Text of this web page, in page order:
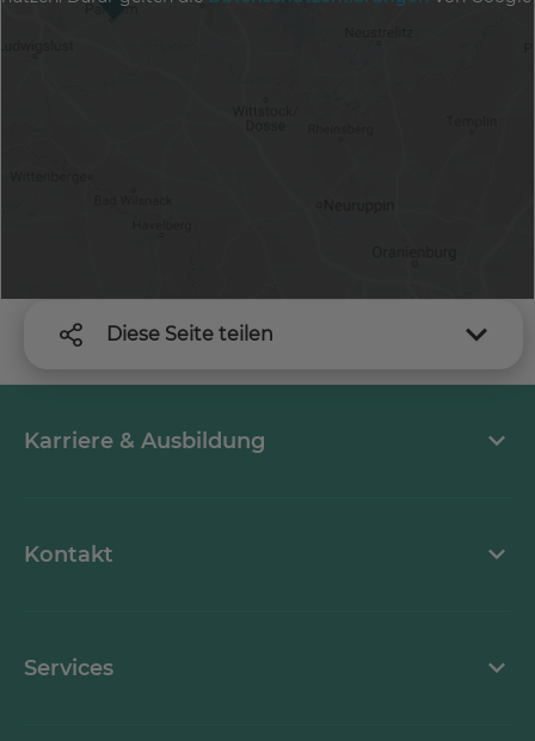
Diese Seite teilen
Karriere & Ausbildung
Kontakt
Services